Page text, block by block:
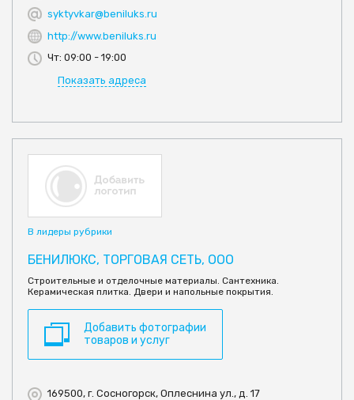
syktyvkar@beniluks.ru
http://www.beniluks.ru
Чт: 09:00 - 19:00
Показать адреса
В лидеры рубрики
БЕНИЛЮКС, ТОРГОВАЯ СЕТЬ, ООО
Строительные и отделочные материалы. Сантехника.
Керамическая плитка. Двери и напольные покрытия.
Добавить фотографии
товаров и услуг
169500, г. Сосногорск, Оплеснина ул., д. 17